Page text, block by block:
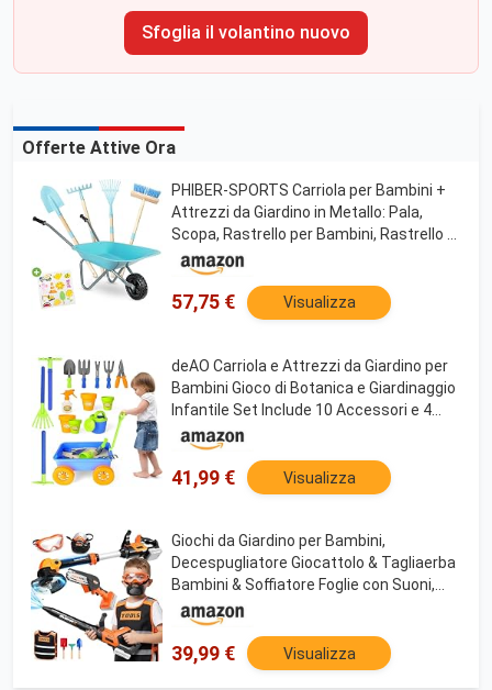
Sfoglia il volantino nuovo
Offerte Attive Ora
PHIBER-SPORTS Carriola per Bambini +
Attrezzi da Giardino in Metallo: Pala,
Scopa, Rastrello per Bambini, Rastrello +
Adesivo Resistente alle Intemperie - Per
Giardino, Sabbia, Spiaggia
57,75 € Visualizza
deAO Carriola e Attrezzi da Giardino per
Bambini Gioco di Botanica e Giardinaggio
Infantile Set Include 10 Accessori e 4
Vasi da Fiori
41,99 € Visualizza
Giochi da Giardino per Bambini,
Decespugliatore Giocattolo & Tagliaerba
Bambini & Soffiatore Foglie con Suoni,
Regalo Bambino 3-5 Anni Maschio Giochi
per Bambini da Esterno
39,99 € Visualizza